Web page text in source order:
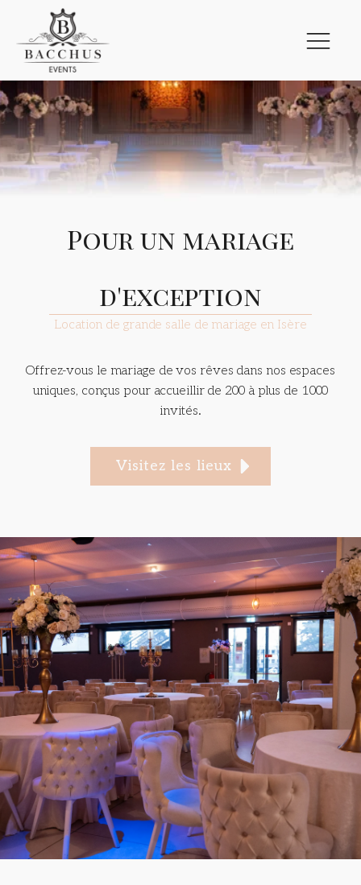
Pour un mariage
d'exception
Location de grande salle de mariage en Isère
Offrez-vous le mariage de vos rêves dans nos espaces
uniques, conçus pour accueillir de 200 à plus de 1000
invités.
Visitez les lieux